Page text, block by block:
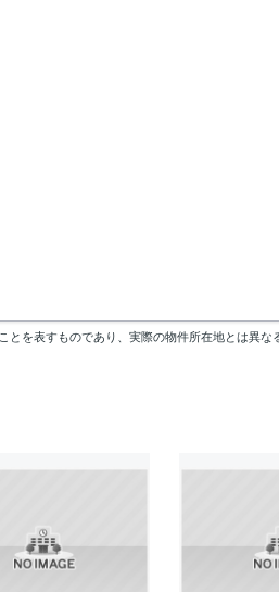
を表すものであり、実際の物件所在地とは異な